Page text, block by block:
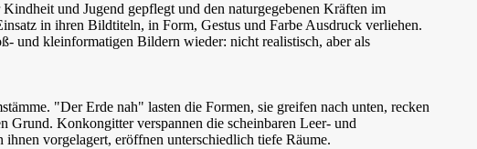
und Jugend gepflegt und den naturgegebenen Kräften im
in ihren Bildtiteln, in Form, Gestus und Farbe Ausdruck verliehen.
und kleinformatigen Bildern wieder: nicht realistisch, aber als
"Der Erde nah" lasten die Formen, sie greifen nach unten, recken
Grund. Konkongitter verspannen die scheinbaren Leer- und
vorgelagert, eröffnen unterschiedlich tiefe Räume.